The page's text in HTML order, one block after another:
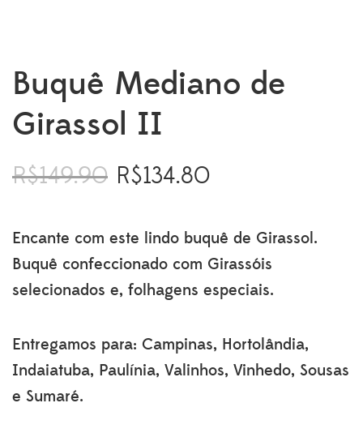
Buquê Mediano de
Girassol II
R$149.90
O
era:
R$149.90.
R$134.80O
é:
R$134.80.
Encante com este lindo buquê de Girassol.
Buquê confeccionado com Girassóis
selecionados e, folhagens especiais.
Entregamos para: Campinas, Hortolândia,
Indaiatuba, Paulínia, Valinhos, Vinhedo, Sousas
e Sumaré.